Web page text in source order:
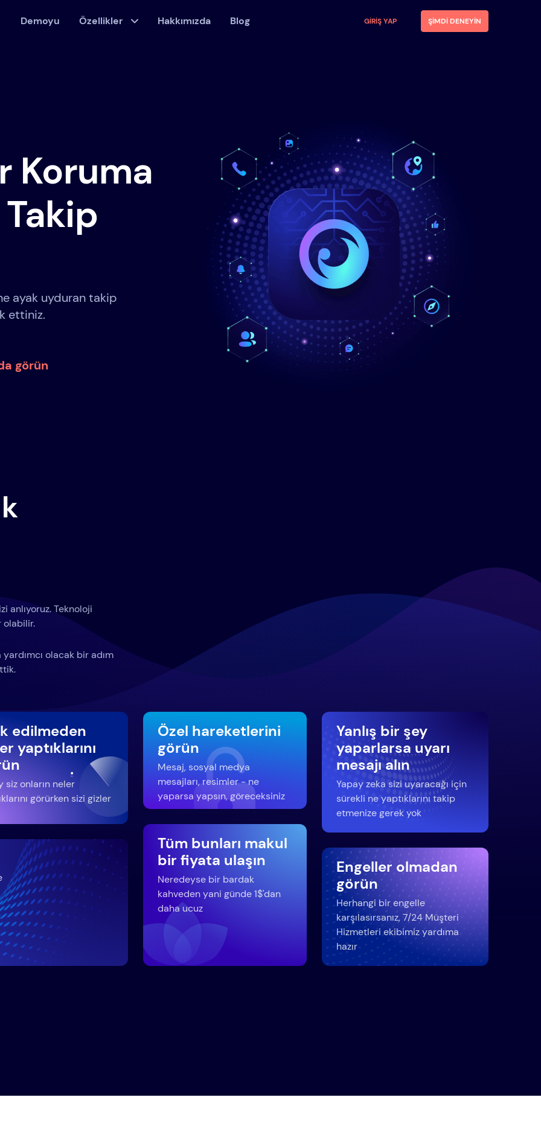
Demoyu Özellikler Hakkımızda Blog GIRIŞ YAP ŞIMDI DENEYIN
Koruma
ayak uyduran takip
ettiniz.
görün
anlıyoruz. Teknoloji
olabilir.
olacak bir adım
edilmeden
yaptıklarını
siz onların neler
görürken sizi gizler
Özel hareketlerini
görün
Mesaj, sosyal medya
mesajları, resimler - ne
yaparsa yapsın, göreceksiniz
Tüm bunları makul
bir fiyata ulaşın
Neredeyse bir bardak
kahveden yani günde 1$'dan
daha ucuz
Yanlış bir şey
yaparlarsa uyarı
mesajı alın
Yapay zeka sizi uyaracağı için
sürekli ne yaptıklarını takip
etmenize gerek yok
Engeller olmadan
görün
Herhangi bir engelle
karşılasırsanız, 7/24 Müşteri
Hizmetleri ekibimiz yardıma
hazır